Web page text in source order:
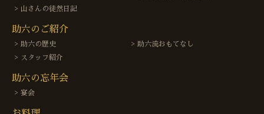
山さんの徒然日記
助六のご紹介
助六の歴史
助六流おもてなし
スタッフ紹介
助六の忘年会
宴会